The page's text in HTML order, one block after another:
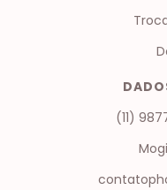
(11)